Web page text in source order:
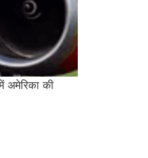
अमेरिका की